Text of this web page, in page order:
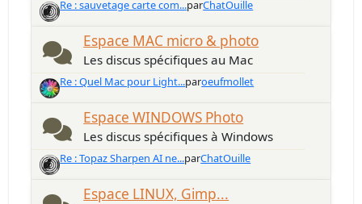
Re : sauvetage carte com...parChatOuille
Espace MAC micro & photo
Les discus spécifiques au Mac
Re : Quel Mac pour Light...paroeufmollet
Espace WINDOWS Photo
Les discus spécifiques à Windows
Re : Topaz Sharpen AI ne...parChatOuille
Espace LINUX, Gimp...